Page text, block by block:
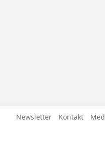
Newsletter Kontakt